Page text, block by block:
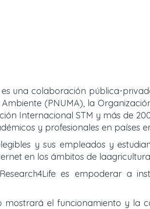
es una colaboración pública-
(PNUMA), la
Internacional STM y más de
y profesionales en países
y sus empleados y
en los ámbitos de
es empoderar a
mostrará el funcionamiento y la